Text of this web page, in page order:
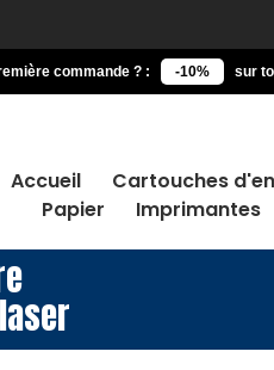
commande ? : -10% sur
Accueil Cartouches
Papier
Imprimantes